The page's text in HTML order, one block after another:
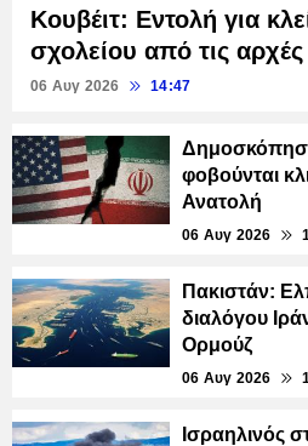
Κουβέιτ: Εντολή για
σχολείου από τις αρχές
06 Αυγ 2026 14:47
φοβούνται
Ανατολή
06 Αυγ 2026
Πακιστάν:
διαλόγου
Ορμούζ
06 Αυγ 2026
Ισραηλινός